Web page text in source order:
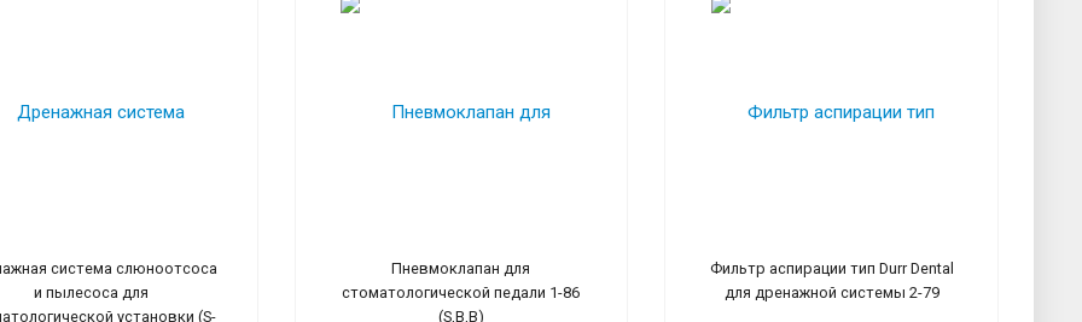
система слюноотсоса
и пылесоса для
установки (S-
Пневмоклапан для
стоматологической педали 1-86
(S,B,B)
Фильтр аспирации тип Durr Dental
для дренажной системы 2-79